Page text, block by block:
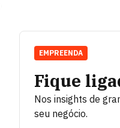
Fique
Nos insights de
seu negócio.
EMPREENDA